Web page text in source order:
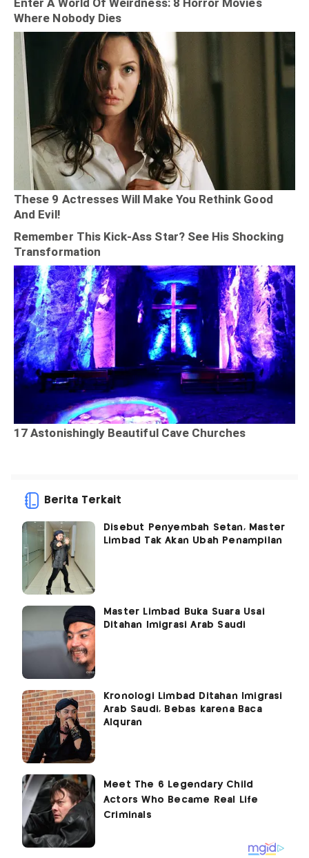
Berita Terkait
Disebut Penyembah Setan, Master
Limbad Tak Akan Ubah Penampilan
Master Limbad Buka Suara Usai
Ditahan Imigrasi Arab Saudi
Kronologi Limbad Ditahan Imigrasi
Arab Saudi, Bebas karena Baca
Alquran